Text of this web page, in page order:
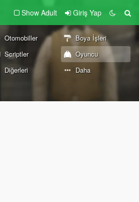
Show Adult Giriş Yap
Otomobiller
Boya İşleri
Scriptler
Oyuncu
Diğerleri Daha